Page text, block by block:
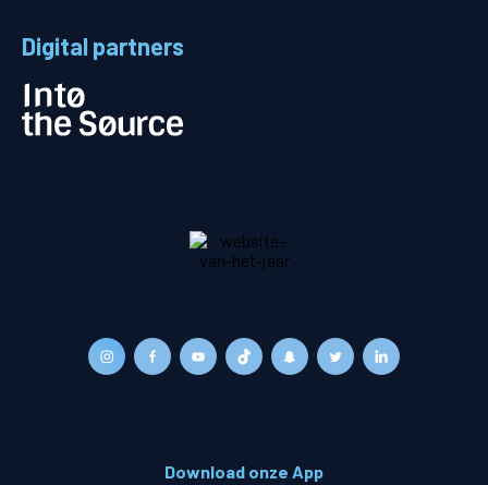
Digital partners
Download onze App